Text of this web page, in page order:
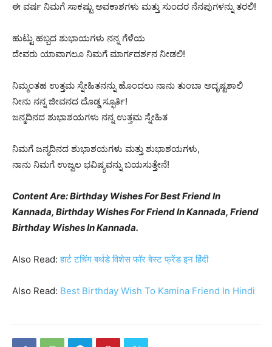
ಈ ವರ್ಷ ನಿಮಗೆ ಸಾಕಷ್ಟು ಅವಕಾಶಗಳು ಮತ್ತು ಸುಂದರ ನೆನಪುಗಳನ್ನು ತರಲಿ!
ಹುಟ್ಟು ಹಬ್ಬದ ಶುಭಾಯಗಳು ನನ್ನ ಗೆಳೆಯ
ದೇವರು ಯಾವಾಗಲೂ ನಿಮಗೆ ಮಾರ್ಗದರ್ಶನ ನೀಡಲಿ!
ನಿಮ್ಮಂತಹ ಉತ್ತಮ ಸ್ನೇಹಿತನನ್ನು ಹೊಂದಲು ನಾನು ತುಂಬಾ ಅದೃಷ್ಟಶಾಲಿ
ನೀನು ನನ್ನ ಜೀವನದ ದೊಡ್ಡ ಸ್ಫೂರ್ತಿ!
ಜನ್ಮದಿನದ ಶುಭಾಶಯಗಳು ನನ್ನ ಉತ್ತಮ ಸ್ನೇಹಿತ
ನಿಮಗೆ ಜನ್ಮದಿನದ ಶುಭಾಶಯಗಳು ಮತ್ತು ಶುಭಾಶಯಗಳು,
ನಾನು ನಿಮಗೆ ಉಜ್ವಲ ಭವಿಷ್ಯವನ್ನು ಬಯಸುತ್ತೇನೆ!
Content Are: Birthday Wishes For Best Friend In
Kannada, Birthday Wishes For Friend In Kannada, Friend
Birthday Wishes In Kannada.
Also Read:हार्ट टचिंग बर्थडे विशेस फॉर बेस्ट फ्रेंड इन हिंदी
Also Read: Best Birthday Wish To Kamina Friend In Hindi